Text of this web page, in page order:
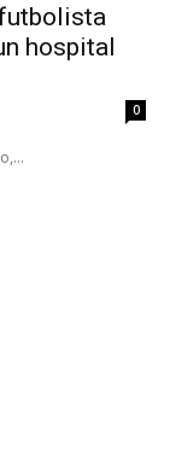
hospital
0